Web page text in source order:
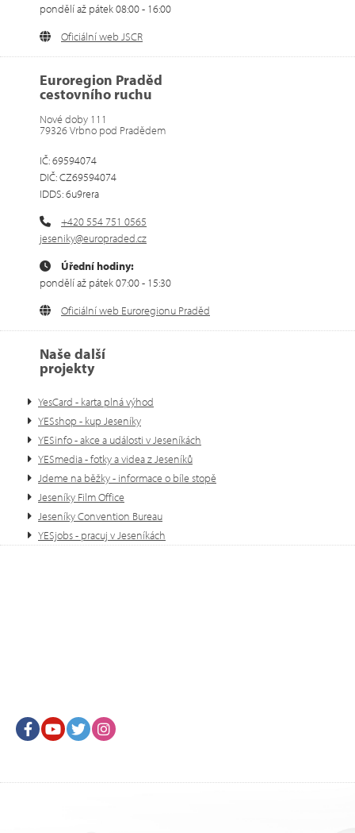
pondělí až pátek 08:00 - 16:00
Oficiální web JSCR
Euroregion Praděd
cestovního ruchu
Nové doby 111
79326 Vrbno pod Pradědem
IČ: 69594074
DIČ: CZ69594074
IDDS: 6u9rera
+420 554 751 0565
jeseniky@europraded.cz
Úřední hodiny:
pondělí až pátek 07:00 - 15:30
Oficiální web Euroregionu Praděd
Naše další
projekty
YesCard - karta plná výhod
YESshop - kup Jeseníky
YESinfo - akce a události v Jeseníkách
YESmedia - fotky a videa z Jeseníků
Jdeme na běžky - informace o bíle stopě
Jeseníky Film Office
Jeseníky Convention Bureau
YESjobs - pracuj v Jeseníkách
FacebookYoutubeTwitter